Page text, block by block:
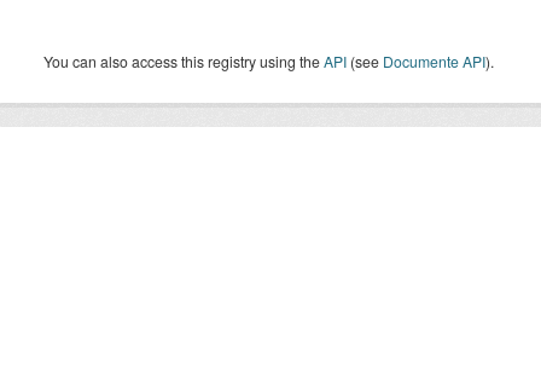
You can also access this registry using theAPI (see Documente API).